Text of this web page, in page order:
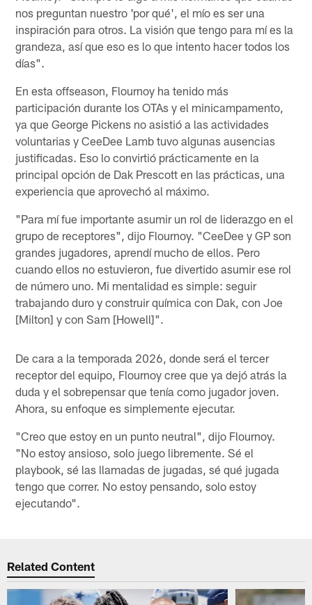
nos preguntan nuestro 'por qué', el mío es ser una
inspiración para otros. La visión que tengo para mí es la
grandeza, así que eso es lo que intento hacer todos los
días".
En esta offseason, Flournoy ha tenido más
participación durante los OTAs y el minicampamento,
ya que George Pickens no asistió a las actividades
voluntarias y CeeDee Lamb tuvo algunas ausencias
justificadas. Eso lo convirtió prácticamente en la
principal opción de Dak Prescott en las prácticas, una
experiencia que aprovechó al máximo.
"Para mí fue importante asumir un rol de liderazgo en el
grupo de receptores", dijo Flournoy. "CeeDee y GP son
grandes jugadores, aprendí mucho de ellos. Pero
cuando ellos no estuvieron, fue divertido asumir ese rol
de número uno. Mi mentalidad es simple: seguir
trabajando duro y construir química con Dak, con Joe
[Milton] y con Sam [Howell]".
De cara a la temporada 2026, donde será el tercer
receptor del equipo, Flournoy cree que ya dejó atrás la
duda y el sobrepensar que tenía como jugador joven.
Ahora, su enfoque es simplemente ejecutar.
"Creo que estoy en un punto neutral", dijo Flournoy.
"No estoy ansioso, solo juego libremente. Sé el
playbook, sé las llamadas de jugadas, sé qué jugada
tengo que correr. No estoy pensando, solo estoy
ejecutando".
Related Content